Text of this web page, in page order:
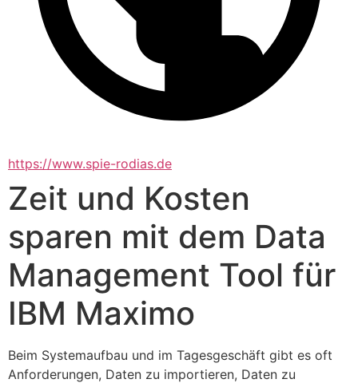
https://www.spie-rodias.de
Zeit und Kosten
sparen mit dem Data
Management Tool für
IBM Maximo
Beim Systemaufbau und im Tagesgeschäft gibt es oft
Anforderungen, Daten zu importieren, Daten zu